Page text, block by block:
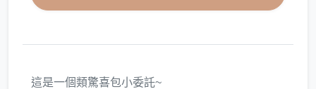
這是一個類驚喜包小委託~